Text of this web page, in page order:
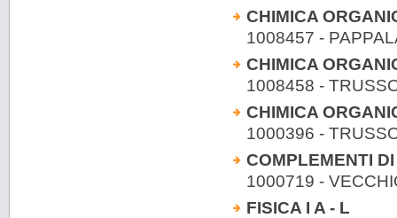
CHIMICA
1008457 -
CHIMICA
1008458 -
CHIMICA
1000396 -
COMPLEMENTI
1000719 -
FISICA I A - L